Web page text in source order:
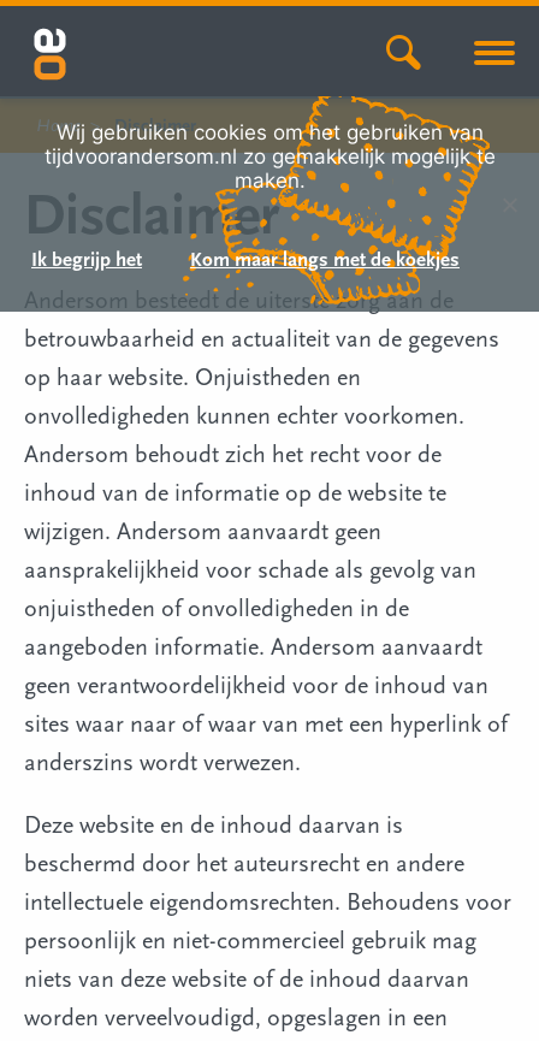
Home Disclaimer
Disclaimer
Andersom besteedt de uiterste zorg aan de
betrouwbaarheid en actualiteit van de gegevens
op haar website. Onjuistheden en
onvolledigheden kunnen echter voorkomen.
Andersom behoudt zich het recht voor de
inhoud van de informatie op de website te
wijzigen. Andersom aanvaardt geen
aansprakelijkheid voor schade als gevolg van
onjuistheden of onvolledigheden in de
aangeboden informatie. Andersom aanvaardt
geen verantwoordelijkheid voor de inhoud van
sites waar naar of waar van met een hyperlink of
anderszins wordt verwezen.
Deze website en de inhoud daarvan is
beschermd door het auteursrecht en andere
intellectuele eigendomsrechten. Behoudens voor
persoonlijk en niet-commercieel gebruik mag
niets van deze website of de inhoud daarvan
worden verveelvoudigd, opgeslagen in een
Wij gebruiken cookies om het gebruiken van
tijdvoorandersom.nl zo gemakkelijk mogelijk te
maken.
Ik begrijp het Kom maar langs met de koekjes